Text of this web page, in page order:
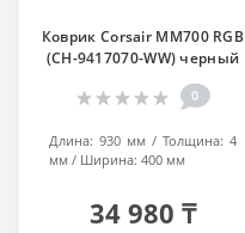
Коврик Corsair MM700 RGB
(CH-9417070-WW) черный
0
Длина: 930 мм Толщина: 4
мм
Ширина: 400 мм
34 980 ₸